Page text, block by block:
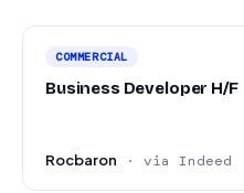
COMMERCIAL
Business Developer H/F
Rocbaron · via Indeed